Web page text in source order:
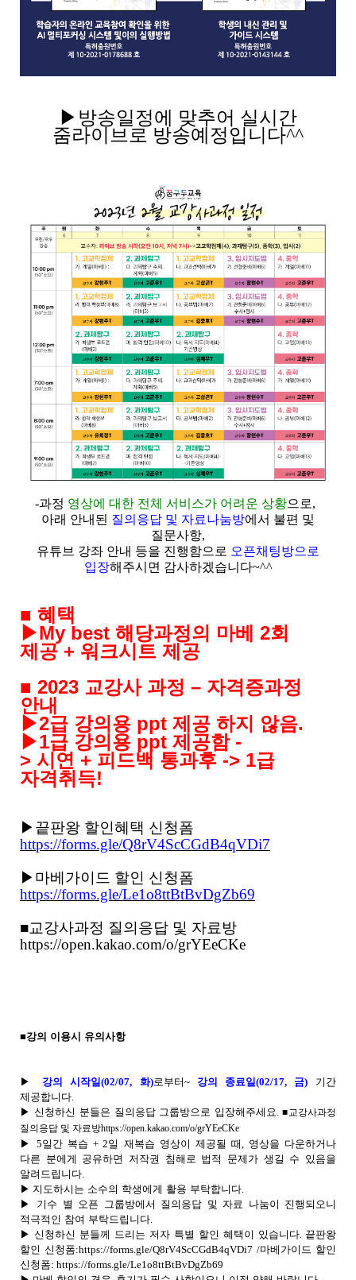
▶방송일정에 맞추어 실시간
줌라이브로 방송예정입니다^^
-과정 영상에 대한 전체 서비스가 어려운 상황으로,
아래 안내된 질의응답 및 자료나눔방에서 불편 및
질문사항,
유튜브 강좌 안내 등을 진행함으로 오픈채팅방으로
입장해주시면 감사하겠습니다~^^
■ 혜택
▶My best 해당과정의 마베 2회
제공 + 워크시트 제공
■ 2023 교강사 과정 – 자격증과정
안내
▶2급 강의용 ppt 제공 하지 않음.
▶1급 강의용 ppt 제공함 -
> 시연 + 피드백 통과후 -> 1급
자격취득!
▶ 끝판왕 할인혜택 신청폼
https://forms.gle/Q8rV4ScCGdB4qVDi7
▶ 마베가이드 할인 신청폼
https://forms.gle/Le1o8ttBtBvDgZb69
■교강사과정 질의응답 및 자료방
https://open.kakao.com/o/grYEeCKe
■강의 이용시 유의사항
▶ 강의 시작일(02/07, 화)로부터~ 강의 종료일(02/17, 금)
기간
제공합니다
▶ 신청하신 분들은 질의응답 그룹방으로 입장해주세요 .■교강사과정
질의응답 및 자료방https://open.kakao.com/o/grYEeCKe
▶ 5일간 복습+ 2일 재복습 영상이 제공될 때
영상을 다운하거나
다른 분에게 공유하면 저작권 침해로 법적 문제가 생길 수 있음을
알려드립니다
▶ 지도하시는 소수의 학생에게 활용 부탁합니다
▶ 기수 별 오픈 그룹방에서 질의응답 및 자료 나눔이 진행되오니
적극적인 참여 부탁드립니다
▶ 신청하신 분들께 드리는 저자 특별 할인 혜택이 있습니다 끝판왕
할인 신청폼:https://forms.gle/Q8rV4ScCGdB4qVDi7 /마베가이드 할인
신청폼: https://forms.gle/Le1o8ttBtBvDgZb69